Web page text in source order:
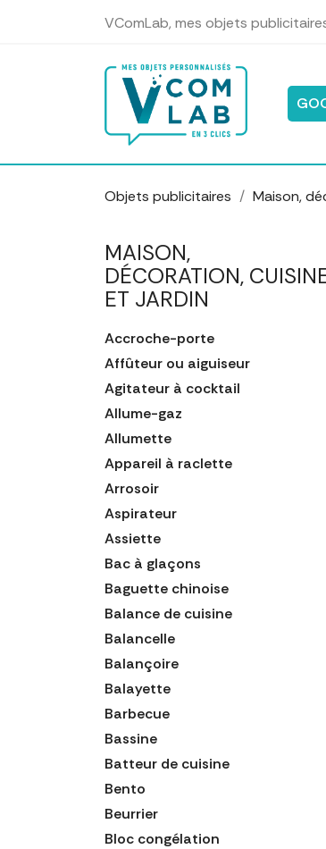
VComLab, mes objets
Objets publicitaires Maison,
MAISON,
DÉCORATION,
ET JARDIN
Accroche-porte
Affûteur ou aiguiseur
Agitateur à cocktail
Allume-gaz
Allumette
Appareil à raclette
Arrosoir
Aspirateur
Assiette
Bac à glaçons
Baguette chinoise
Balance de cuisine
Balancelle
Balançoire
Balayette
Barbecue
Bassine
Batteur de cuisine
Bento
Beurrier
Bloc congélation